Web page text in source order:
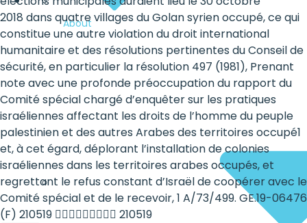
About
2018 dans quatre villages du Golan syrien occupé, ce qui
constitue une autre violation du droit international
humanitaire et des résolutions pertinentes du Conseil de
sécurité, en particulier la résolution 497 (1981), Prenant
note avec une profonde préoccupation du rapport du
Comité spécial chargé d’enquêter sur les pratiques
israéliennes affectant les droits de l’homme du peuple
palestinien et des autres Arabes des territoires occupé1
et, à cet égard, déplorant l’installation de colonies
israéliennes dans les territoires arabes occupés, et
regrettant le refus constant d’Israël de coopérer avec le
Comité spécial et de le recevoir, 1 A/73/499. GE.19-06476
(F) 210519  210519